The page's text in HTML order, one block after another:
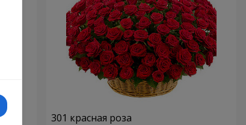
301 красная роза